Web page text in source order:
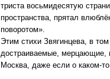
триста восьмидесятую
пространства, прятал
поворотом».
Этим стихи Звягинцева, в
достраиваемые, мерцающие,
Москва, даже если о каком-